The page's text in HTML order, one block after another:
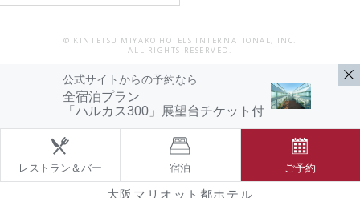
© KINTETSU MIYAKO HOTELS INTERNATIONAL, INC.
ALL RIGHTS RESERVED.
公式サイトからの予約なら
全宿泊プラン
「ハルカス300」展望台チケット付
レストラン＆バー 宿泊 ご予約
大阪マリオット都ホテル